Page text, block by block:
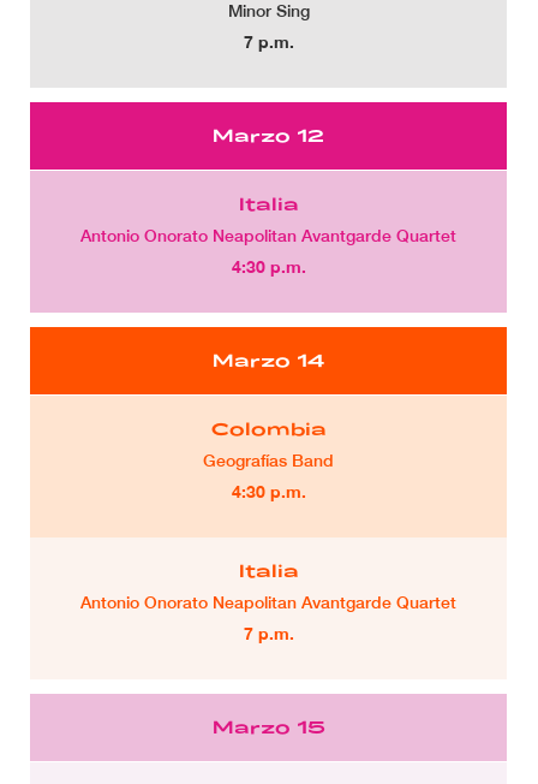
Minor Sing
7 p.m.
Marzo 12
Italia
Antonio Onorato Neapolitan Avantgarde Quartet
4:30 p.m.
Marzo 14
Colombia
Geografías Band
4:30 p.m.
Italia
Antonio Onorato Neapolitan Avantgarde Quartet
7 p.m.
Marzo 15